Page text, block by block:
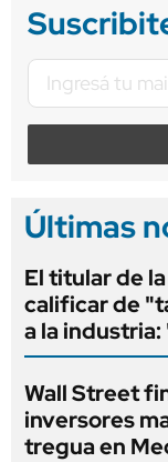
Últimas
El titular de
calificar de
a la
Wall Street
inversores
tregua en